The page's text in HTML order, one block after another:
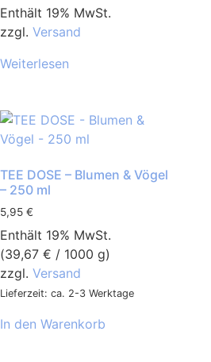
Enthält 19% MwSt.
zzgl. Versand
Weiterlesen
TEE DOSE – Blumen & Vögel
– 250 ml
5,95 €
Enthält 19% MwSt.
(39,67 € / 1000 g)
zzgl. Versand
Lieferzeit: ca. 2-3 Werktage
In den Warenkorb